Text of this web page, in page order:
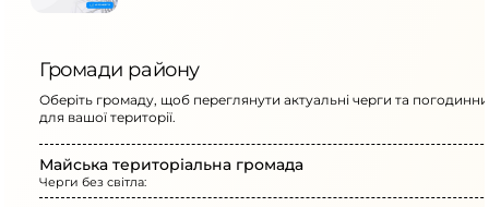
Громади району
Оберіть громаду, щоб переглянути актуальні черги та
для вашої території.
Майська територіальна громада
Черги без світла: